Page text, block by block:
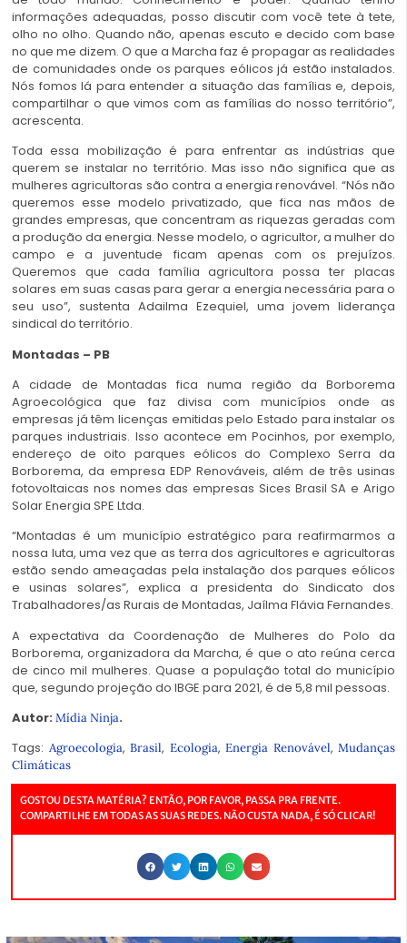
informações adequadas, posso discutir com você tete à tete,
olho no olho. Quando não, apenas escuto e decido com base
no que me dizem. O que a Marcha faz é propagar as realidades
de comunidades onde os parques eólicos já estão instalados.
Nós fomos lá para entender a situação das famílias e, depois,
compartilhar o que vimos com as famílias do nosso território”,
acrescenta.
Toda essa mobilização é para enfrentar as indústrias que
querem se instalar no território. Mas isso não significa que as
mulheres agricultoras são contra a energia renovável. “Nós não
queremos esse modelo privatizado, que fica nas mãos de
grandes empresas, que concentram as riquezas geradas com
a produção da energia. Nesse modelo, o agricultor, a mulher do
campo e a juventude ficam apenas com os prejuízos.
Queremos que cada família agricultora possa ter placas
solares em suas casas para gerar a energia necessária para o
seu uso”, sustenta Adailma Ezequiel, uma jovem liderança
sindical do território.
Montadas – PB
A cidade de Montadas fica numa região da Borborema
Agroecológica que faz divisa com municípios onde as
empresas já têm licenças emitidas pelo Estado para instalar os
parques industriais. Isso acontece em Pocinhos, por exemplo,
endereço de oito parques eólicos do Complexo Serra da
Borborema, da empresa EDP Renováveis, além de três usinas
fotovoltaicas nos nomes das empresas Sices Brasil SA e Arigo
Solar Energia SPE Ltda.
“Montadas é um município estratégico para reafirmarmos a
nossa luta, uma vez que as terra dos agricultores e agricultoras
estão sendo ameaçadas pela instalação dos parques eólicos
e usinas solares”, explica a presidenta do Sindicato dos
Trabalhadores/as Rurais de Montadas, Jaílma Flávia Fernandes.
A expectativa da Coordenação de Mulheres do Polo da
Borborema, organizadora da Marcha, é que o ato reúna cerca
de cinco mil mulheres. Quase a população total do município
que, segundo projeção do IBGE para 2021, é de 5,8 mil pessoas.
Autor: Mídia Ninja.
Tags: Agroecologia, Brasil, Ecologia, Energia Renovável, Mudanças
Climáticas
GOSTOU DESTA MATÉRIA? ENTÃO, POR FAVOR, PASSA PRA FRENTE.
COMPARTILHE EM TODAS AS SUAS REDES. NÃO CUSTA NADA, É SÓ CLICAR!